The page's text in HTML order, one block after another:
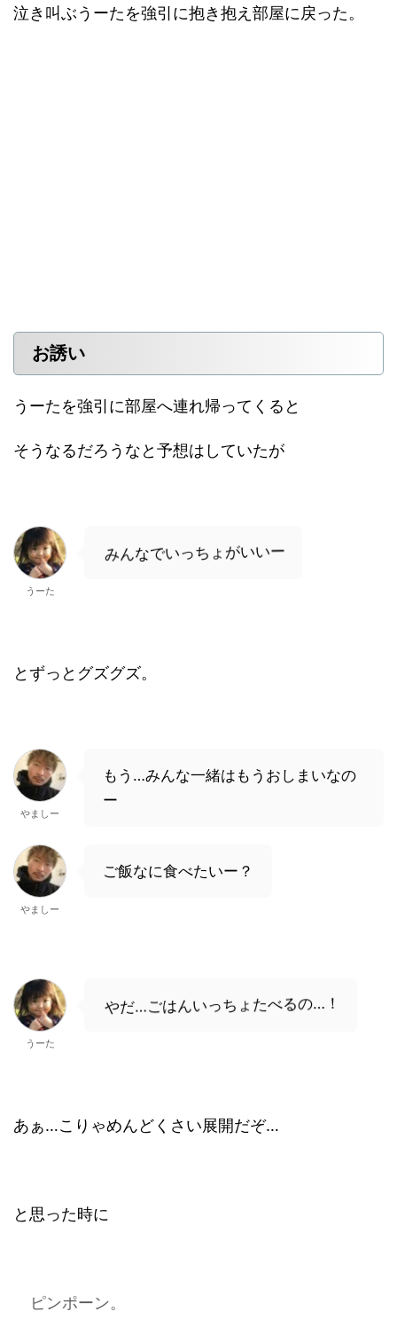
泣き叫ぶうーたを強引に抱き抱え部屋に戻った。
お誘い
うーたを強引に部屋へ連れ帰ってくると
そうなるだろうなと予想はしていたが
うーた
みんなでいっちょがいいー
とずっとグズグズ。
やましー
もう…みんな一緒はもうおしまいなの
ー
やましー
ご飯なに食べたいー？
うーた
やだ…ごはんいっちょたべるの…！
あぁ…こりゃめんどくさい展開だぞ…
と思った時に
ンポーン。